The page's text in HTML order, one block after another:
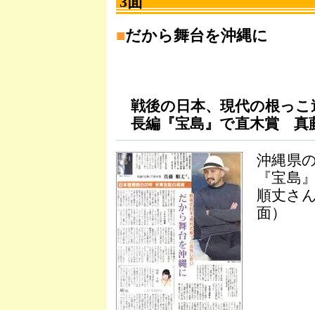
■だから舞台を沖縄に
戦後の日本、現代の根っこ
長編『宝島』で直木賞 真
沖縄県
『宝島
順丈さ
面）